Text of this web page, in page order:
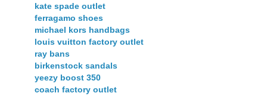
kate spade outlet
ferragamo shoes
michael kors handbags
louis vuitton factory outlet
ray bans
birkenstock sandals
yeezy boost 350
coach factory outlet